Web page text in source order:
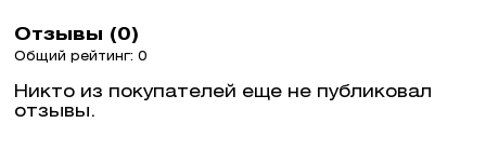
Отзывы (0)
Общий рейтинг: 0
Никто из покупателей еще не публиковал
отзывы.